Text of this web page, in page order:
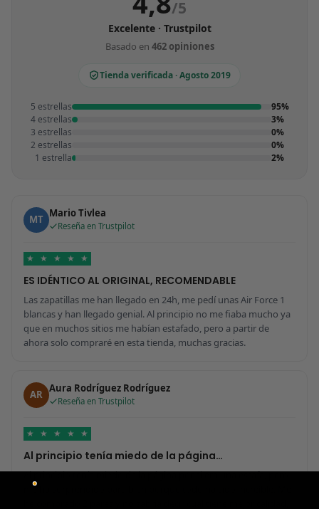
/5
Excelente · Trustpilot
Basado en 462 opiniones
Tienda verificada · Agosto 2019
5 estrellas
95%
4 estrellas
3%
3 estrellas
0%
2 estrellas
0%
1 estrella
2%
MT Mario Tivlea
Reseña en Trustpilot
★ ★ ★ ★ ★
ES IDÉNTICO AL ORIGINAL, RECOMENDABLE
Las zapatillas me han llegado en 24h, me pedí unas Air Force 1
blancas y han llegado genial. Al principio no me fiaba mucho ya
que en muchos sitios me habían estafado, pero a partir de
ahora solo compraré en esta tienda, muchas gracias.
AR Aura Rodríguez Rodríguez
Reseña en Trustpilot
★ ★ ★ ★ ★
Al principio tenía miedo de la página…
Al principio tenía miedo de la página por si era una estafa, pero
me ha sorprendido para bien porque todo ha sido increíble. Me